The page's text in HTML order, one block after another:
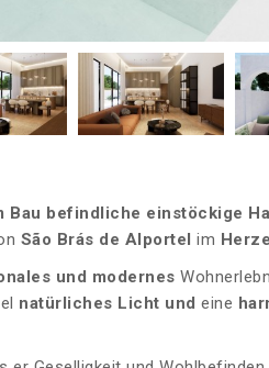
Bau befindliche einstöckige
São Brás de Alportel im
und modernes
natürliches Licht und eine